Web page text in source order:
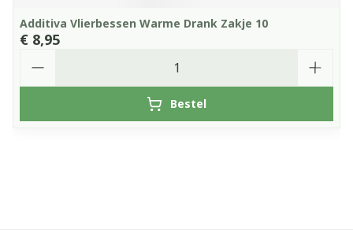
Additiva Vlierbessen Warme Drank Zakje 10
€ 8,95
Bestel